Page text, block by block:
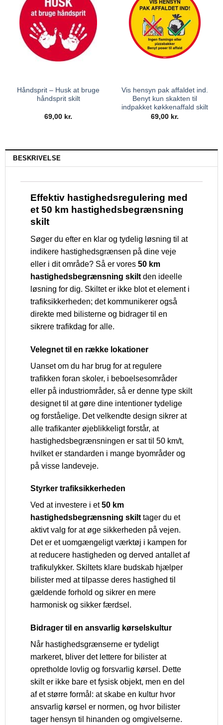
Håndsprit – Husk at bruge
håndsprit skilt
69,00 kr.
Vis hensyn pak affaldet ind.
Benyt kun skakten til
indpakket køkkenaffald skilt
69,00 kr.
BESKRIVELSE
Effektiv hastighedsregulering med
et 50 km hastighedsbegrænsning
skilt
Søger du efter en klar og tydelig løsning til at
indikere hastighedsgrænsen på dine veje
eller i dit område? Så er vores 50 km
hastighedsbegrænsning skilt den ideelle
løsning for dig. Skiltet er ikke blot et element i
trafiksikkerheden; det kommunikerer også
direkte med bilisterne og bidrager til en
sikrere trafikdag for alle.
Velegnet til en række lokationer
Uanset om du har brug for at regulere
trafikken foran skoler, i beboelsesområder
eller på industriområder, så er denne type skilt
designet til at gøre dine intentioner tydelige
og forståelige. Det velkendte design sikrer at
alle trafikanter øjeblikkeligt forstår, at
hastighedsbegrænsningen er sat til 50 km/t,
hvilket er standarden i mange byområder og
på visse landeveje.
Styrker trafiksikkerheden
Ved at investere i et50 km
hastighedsbegrænsning skilt tager du et
aktivt valg for at øge sikkerheden på vejen.
Det er et uomgængeligt værktøj i kampen for
at reducere hastigheden og derved antallet af
trafikulykker. Skiltets klare budskab hjælper
bilister med at tilpasse deres hastighed til
gældende forhold og sikrer en mere
harmonisk og sikker færdsel.
Bidrager til en ansvarlig kørselskultur
Når hastighedsgrænserne er tydeligt
markeret, bliver det lettere for bilister at
opretholde lovlig og forsvarlig kørsel. Dette
skilt er ikke bare et fysisk objekt, men en del
af et større formål: at skabe en kultur hvor
ansvarlig kørsel er normen, og hvor bilister
tager hensyn til hinanden og omgivelserne.